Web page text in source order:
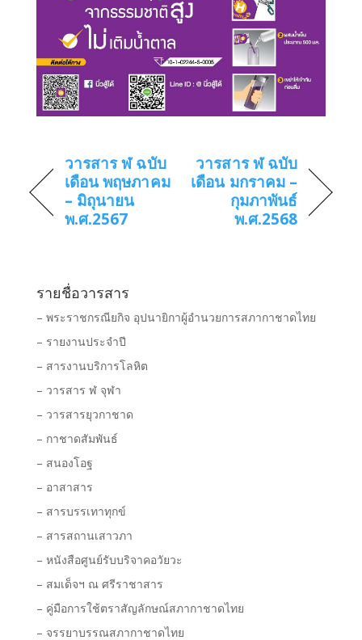
วารสาร ฬ ฉบับ
เดือน พฤษภาคม
– มิถุนายน
พ.ศ.2567
วารสาร ฬ ฉบับ
เดือน มกราคม –
กุมภาพันธ์
พ.ศ.2568
รายชื่อวารสาร
– พระราชกรณียกิจ อุปนายิกาผู้อำนวยการสภากาชาดไทย
– รายงานประจำปี
– สารงานบริการโลหิต
– วารสาร ฬ จุฬา
– วารสารยุวกาชาด
– กาชาดสัมพันธ์
– สนองโอฐ
– อาสาสาร
– สารบรรเทาทุกข์
– สารสถานเสาวภา
– หนังสือศูนย์รับบริจาคอวัยวะ
– สมเด็จฯ ณ ศรีราชาสาร
– คู่มือการใช้ตราสัญลักษณ์สภากาชาดไทย
– จรรยาบรรณสภากาชาดไทย